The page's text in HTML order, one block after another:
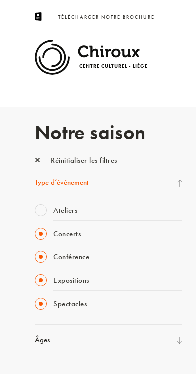
TÉLÉCHARGER NOTRE BROCHURE
CENTRE CULTUREL - LIÈGE
Notre saison
Réinitialiser les filtres
Type d’événement
Ateliers
Concerts
Conférence
Expositions
Spectacles
Âges